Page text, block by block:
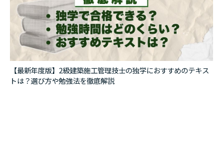
第5章 金属工事
第1節 金属材料の表面仕上げ・表面処理
第2節 軽量鉄骨天井下地
第3節 軽量鉄骨壁下地
第6章 左官工事
第1節 セメントモルタル塗り
第2節 床コンクリートの直均し仕上げ
【最新年度版】2級建築施工管理技士の独学におすすめのテキス
トは？選び方や勉強法を徹底解説